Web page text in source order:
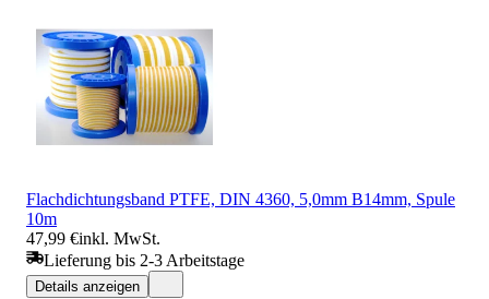
Flachdichtungsband PTFE, DIN 4360, 5,0mm B14mm, Spule
10m
47,99 €inkl. MwSt.
Lieferung bis 2-3 Arbeitstage
Details anzeigen